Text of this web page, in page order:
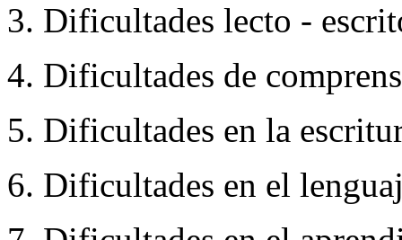
3. Dificultades lecto -
4. Dificultades de
5. Dificultades en la
6. Dificultades en el